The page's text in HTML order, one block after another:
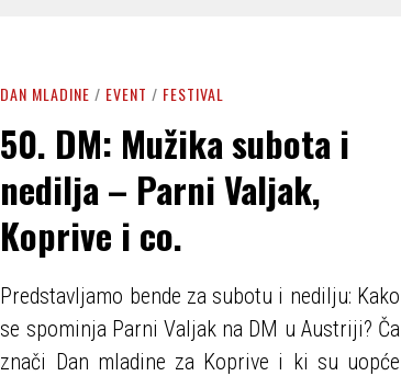
DAN MLADINE / EVENT / FESTIVAL
50. DM: Mužika subota i
nedilja – Parni Valjak,
Koprive i co.
Predstavljamo bende za subotu i nedilju: Kako
se spominja Parni Valjak na DM u Austriji? Ča
znači Dan mladine za Koprive i ki su uopće